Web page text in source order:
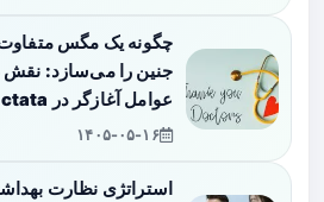
چگونه یک مگس
جنین را می‌سازد:
عوامل آغازگر در Clogmia albipunctata
۱۴۰۵-۰۵-۱۶
استراتژی نظارت